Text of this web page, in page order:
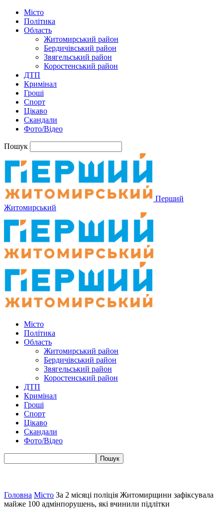
Місто
Політика
Область
Житомирський район
Бердичівський район
Звягельський район
Коростенський район
ДТП
Кримінал
Гроші
Спорт
Цікаво
Скандали
Фото/Відео
Пошук
Перший
Житомирський
Місто
Політика
Область
Житомирський район
Бердичівський район
Звягельський район
Коростенський район
ДТП
Кримінал
Гроші
Спорт
Цікаво
Скандали
Фото/Відео
Головна Місто За 2 місяці поліція Житомирщини зафіксувала
майже 100 адмінпорушень, які вчинили підлітки